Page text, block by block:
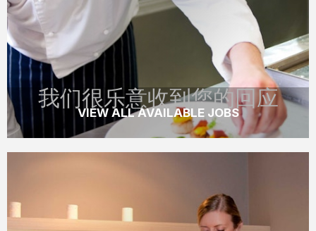
我们很乐意收到您的回应
回应。
READ MORE
VIEW ALL AVAILABLE JOBS